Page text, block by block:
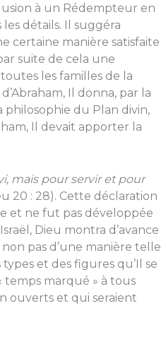
à un Rédempteur en
les détails. Il suggéra
certaine manière satisfaite
suite de cela une
les familles de la
Il donna, par la
philosophie du Plan divin,
Il devait apporter la
mais pour servir et pour
20 : 28). Cette déclaration
et ne fut pas développée
Dieu montra d’avance
pas d’une manière telle
et des figures qu’Il se
temps marqué » à tous
ouverts et qui seraient